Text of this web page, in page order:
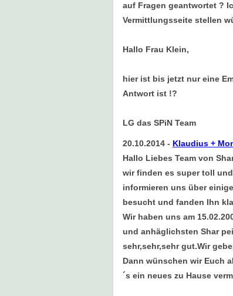
auf Fragen geantwortet ?
Vermittlungsseite stellen
Hallo Frau Klein,
hier ist bis jetzt nur eine
Antwort ist !?
LG das SPiN Team
20.10.2014 - Klaudius +
Hallo Liebes Team von
wir finden es super toll
informieren uns über
besucht und fanden Ihn
Wir haben uns am
und anhäglichsten Shar
sehr,sehr,sehr gut.Wir
Dann wünschen wir Euch
´s ein neues zu Hause